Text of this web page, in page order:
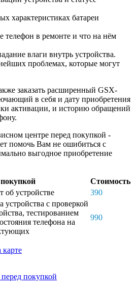
характеристиках батареи
телефон в ремонте и что на нём
влаги внутрь устройства.
проблемах, которые могут
заказать расширенный GSX-
в себя и дату приобретения
активации, и историю обращений
центре перед покупкой -
помочь Вам не ошибиться с
выгодное приобретение
Стоимость
об устройстве
390
устройства с проверкой
тестированием
телефона на
990
покупкой